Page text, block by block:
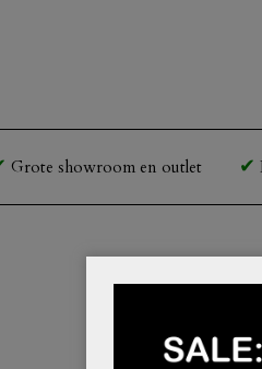
Grote showroom en outlet